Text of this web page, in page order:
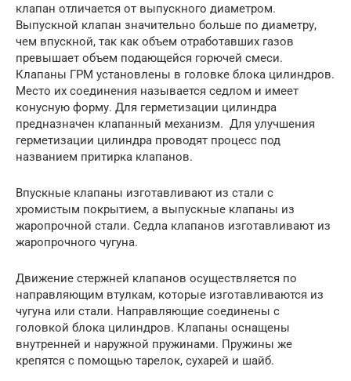
клапан отличается от выпускного диаметром.
Выпускной клапан значительно больше по диаметру,
чем впускной, так как объем отработавших газов
превышает объем подающейся горючей смеси.
Клапаны ГРМ установлены в головке блока цилиндров.
Место их соединения называется седлом и имеет
конусную форму. Для герметизации цилиндра
предназначен клапанный механизм. Для улучшения
герметизации цилиндра проводят процесс под
названием притирка клапанов.
Впускные клапаны изготавливают из стали с
хромистым покрытием, а выпускные клапаны из
жаропрочной стали. Седла клапанов изготавливают из
жаропрочного чугуна.
Движение стержней клапанов осуществляется по
направляющим втулкам, которые изготавливаются из
чугуна или стали. Направляющие соединены с
головкой блока цилиндров. Клапаны оснащены
внутренней и наружной пружинами. Пружины же
крепятся с помощью тарелок, сухарей и шайб.